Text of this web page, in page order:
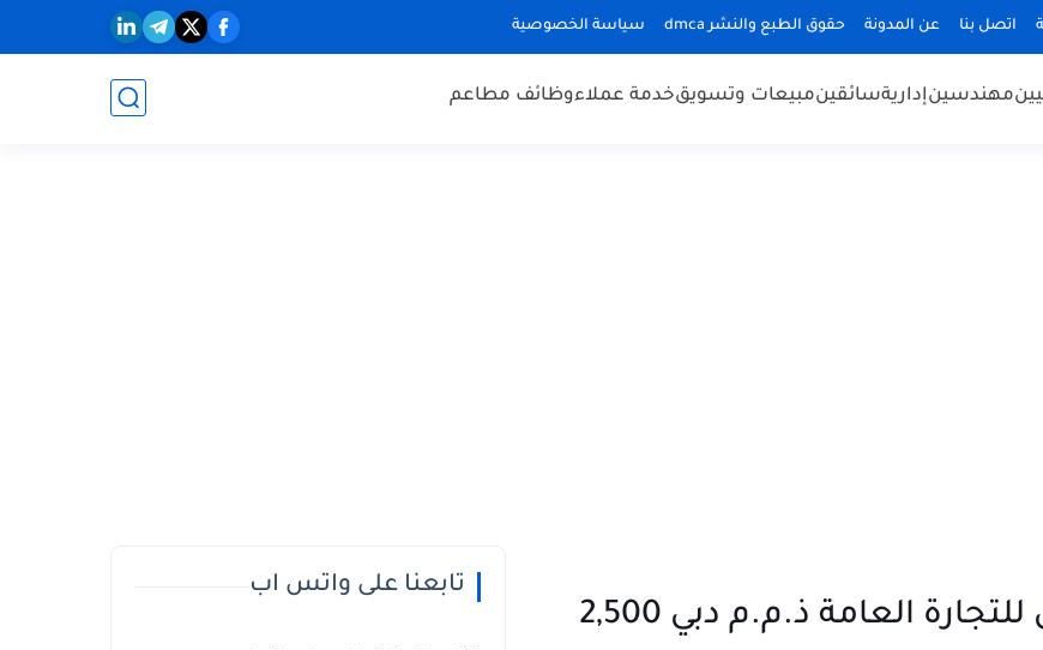
اتصل بنا عن المدونة حقوق الطبع والنشر dmca سياسة الخصوصية
مهندسينإداريةسائقينمبيعات وتسويقخدمة عملاءوظائف مطاعم
محاسب برايت زون انترناشيونال للتجارة العامة ذ.م.م دبي 2,500
تابعنا على واتس اب